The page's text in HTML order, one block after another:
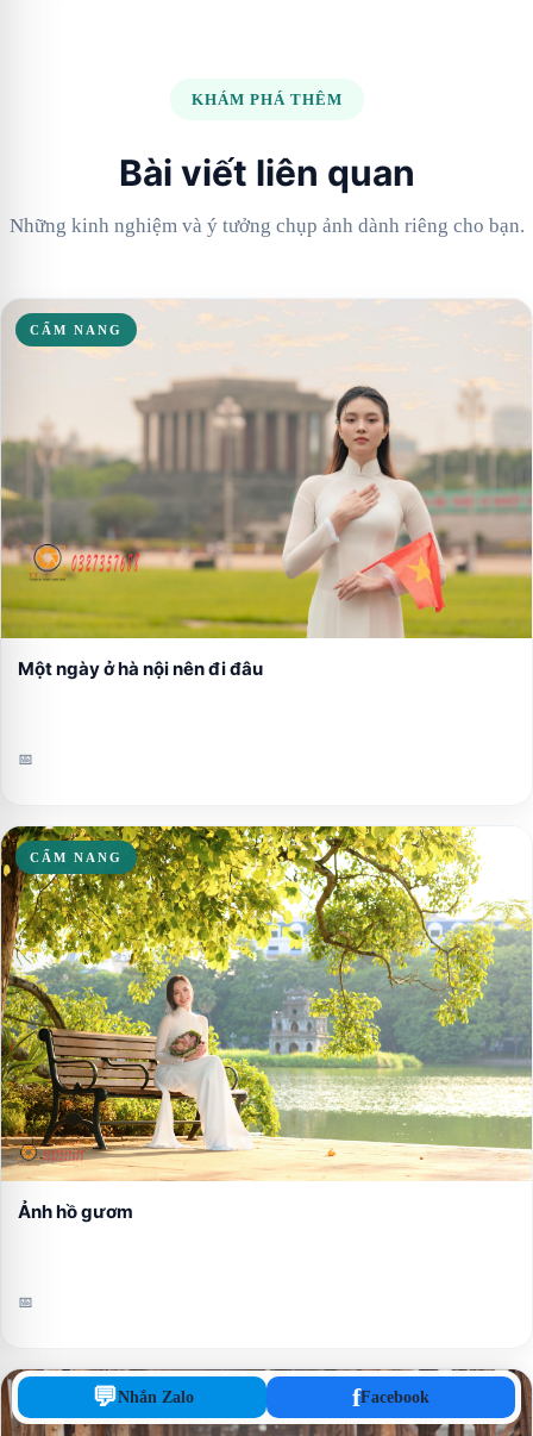
KHÁM PHÁ THÊM
Bài viết liên quan
Những kinh nghiệm và ý tưởng chụp ảnh dành riêng cho bạn.
CẨM NANG
Một ngày ở hà nội nên đi đâu
📅
CẨM NANG
Ảnh hồ gươm
📅
CẨM NANG
💬Nhắn Zalo fFacebook